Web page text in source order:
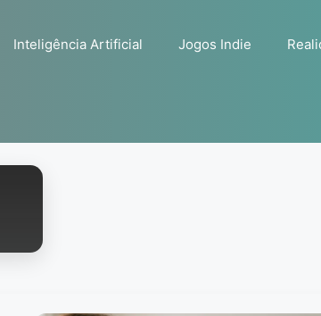
Inteligência Artificial Jogos Indie